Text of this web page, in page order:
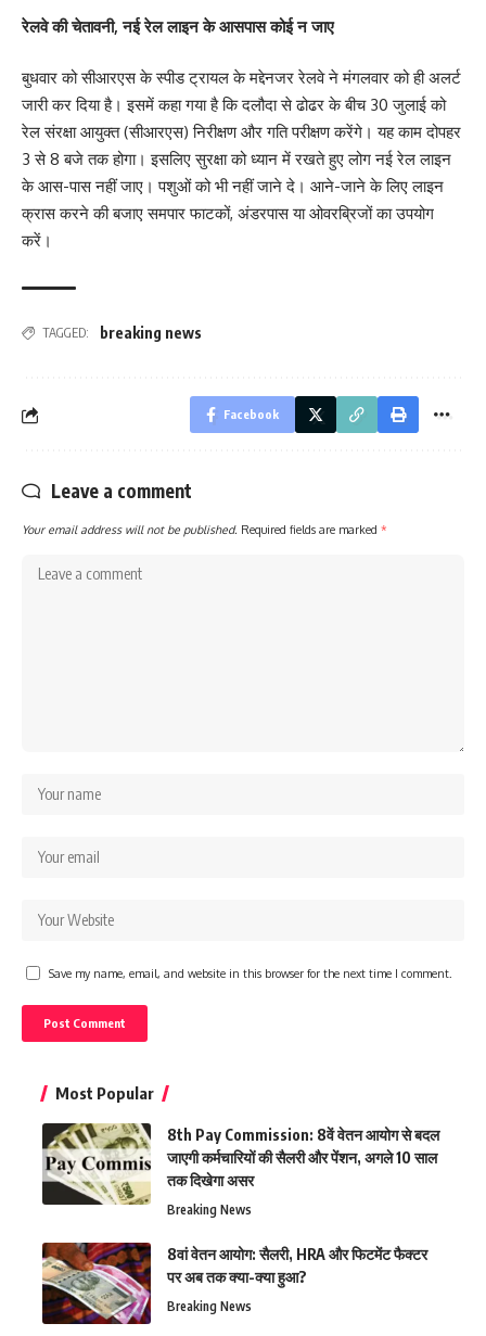
रेलवे की चेतावनी, नई रेल लाइन के आसपास कोई न जाए
बुधवार को सीआरएस के स्पीड ट्रायल के मद्देनजर रेलवे ने मंगलवार को ही अलर्ट
जारी कर दिया है। इसमें कहा गया है कि दलौदा से ढोढर के बीच 30 जुलाई को
रेल संरक्षा आयुक्त (सीआरएस) निरीक्षण और गति परीक्षण करेंगे। यह काम दोपहर
3 से 8 बजे तक होगा। इसलिए सुरक्षा को ध्यान में रखते हुए लोग नई रेल लाइन
के आस-पास नहीं जाए। पशुओं को भी नहीं जाने दे। आने-जाने के लिए लाइन
क्रास करने की बजाए समपार फाटकों, अंडरपास या ओवरब्रिजों का उपयोग
करें।
TAGGED: breaking news
Facebook
Leave a comment
Your email address will not be published. Required fields are marked *
Save my name, email, and website in this browser for the next time I comment.
Most Popular
8th Pay Commission: 8वें वेतन आयोग से बदल
जाएगी कर्मचारियों की सैलरी और पेंशन, अगले 10 साल
तक दिखेगा असर
Breaking News
8वां वेतन आयोग: सैलरी, HRA और फिटमेंट फैक्टर
पर अब तक क्या-क्या हुआ?
Breaking News